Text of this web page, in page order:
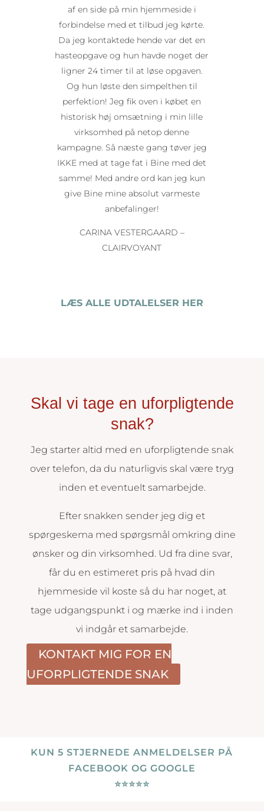
af en side på min hjemmeside i
forbindelse med et tilbud jeg kørte.
Da jeg kontaktede hende var det en
hasteopgave og hun havde noget der
ligner 24 timer til at løse opgaven.
Og hun løste den simpelthen til
perfektion! Jeg fik oven i købet en
historisk høj omsætning i min lille
virksomhed på netop denne
kampagne. Så næste gang tøver jeg
IKKE med at tage fat i Bine med det
samme! Med andre ord kan jeg kun
give Bine mine absolut varmeste
anbefalinger!
CARINA VESTERGAARD –
CLAIRVOYANT
LÆS ALLE UDTALELSER HER
Skal vi tage en uforpligtende
snak?
Jeg starter altid med en uforpligtende snak
over telefon, da du naturligvis skal være tryg
inden et eventuelt samarbejde.
Efter snakken sender jeg dig et
spørgeskema med spørgsmål omkring dine
ønsker og din virksomhed. Ud fra dine svar,
får du en estimeret pris på hvad din
hjemmeside vil koste så du har noget, at
tage udgangspunkt i og mærke ind i inden
vi indgår et samarbejde.
KONTAKT MIG FOR EN
UFORPLIGTENDE SNAK
KUN 5 STJERNEDE ANMELDELSER PÅ
FACEBOOK OG GOOGLE
⭐️⭐️⭐️⭐️⭐️